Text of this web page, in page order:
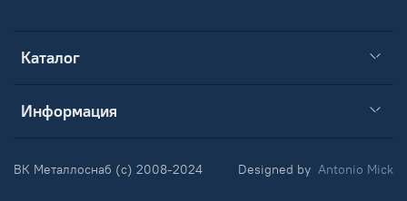
Каталог
Информация
ВК Металлоснаб (c) 2008-2024 Designed by Antonio Mick